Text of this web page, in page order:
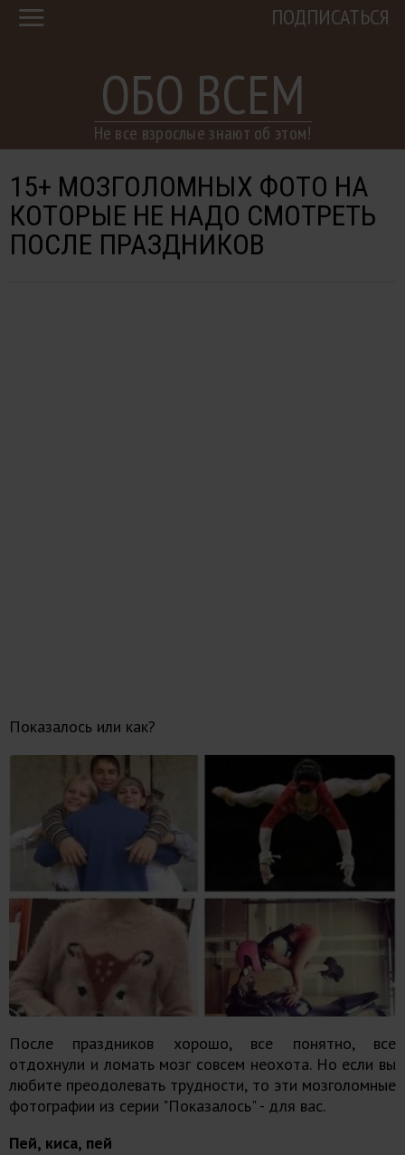
ОБО ВСЕМ
Не все взрослые знают об этом!
ПОДПИСАТЬСЯ
15+ МОЗГОЛОМНЫХ ФОТО НА
КОТОРЫЕ НЕ НАДО СМОТРЕТЬ
ПОСЛЕ ПРАЗДНИКОВ
Показалось или как?
После праздников хорошо, все понятно, все
отдохнули и ломать мозг совсем неохота. Но если вы
любите преодолевать трудности, то эти мозголомные
фотографии из серии "Показалось" - для вас.
Пей, киса, пей